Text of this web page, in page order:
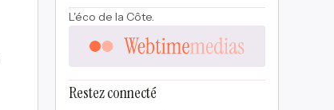
L'éco de la Côte.
Restez connecté